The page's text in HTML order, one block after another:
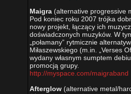
Maigra (alternative progressive
Pod koniec roku 2007 trójka
nowy projekt, łączący ich
doświadczonych muzyków. W
„połamany” rytmicznie
Miłaszewskiego (m.in. „Verses
wydany własnym sumptem
promocją grupy.
http://myspace.com/maigraband
Afterglow (alternative metal/